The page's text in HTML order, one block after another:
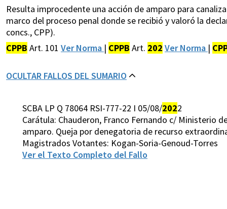
Resulta improcedente una acción de amparo para
marco del proceso penal donde se recibió y valoró la
concs., CPP).
CPPB Art. 101 Ver Norma | CPPB Art. 202 Ver Norma |
OCULTAR FALLOS DEL SUMARIO
SCBA LP Q 78064 RSI-777-22 I 05/08/2022
Carátula: Chauderon, Franco Fernando c/ Ministerio
amparo. Queja por denegatoria de recurso
Magistrados Votantes: Kogan-Soria-Genoud-Torres
Ver el Texto Completo del Fallo